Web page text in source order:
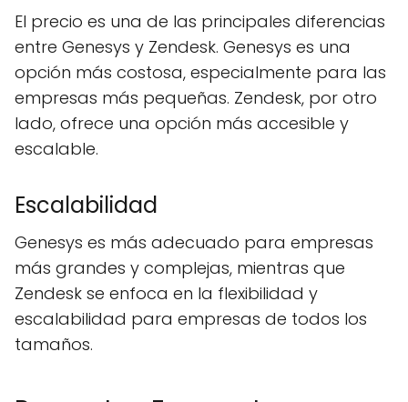
El precio es una de las principales diferencias
entre Genesys y Zendesk. Genesys es una
opción más costosa, especialmente para las
empresas más pequeñas. Zendesk, por otro
lado, ofrece una opción más accesible y
escalable.
Escalabilidad
Genesys es más adecuado para empresas
más grandes y complejas, mientras que
Zendesk se enfoca en la flexibilidad y
escalabilidad para empresas de todos los
tamaños.